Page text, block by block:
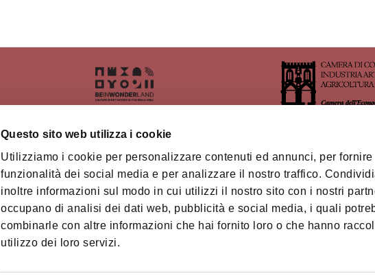
Questo sito web utilizza i cookie
Utilizziamo i cookie per personalizzare contenuti ed annunci, per fornire
funzionalità dei social media e per analizzare il nostro traffico.
inoltre informazioni sul modo in cui utilizzi il nostro sito con i nostri
occupano di analisi dei dati web, pubblicità e social media, i quali
combinarle con altre informazioni che hai fornito loro o che hanno
utilizzo dei loro servizi.
Il territorio dell'Area Imolese
Territorio Turistico Bologna-
Modena
Credits